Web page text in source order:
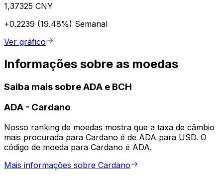
1,37325 CNY
+0.2239 (19.48%) Semanal
Ver gráfico
Informações sobre as moedas
Saiba mais sobre ADA e BCH
ADA - Cardano
Nosso ranking de moedas mostra que a taxa de câmbio
mais procurada para Cardano é de ADA para USD. O
código de moeda para Cardano é ADA.
Mais informações sobre Cardano